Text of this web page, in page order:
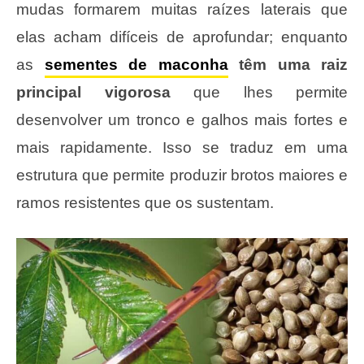
mudas formarem muitas raízes laterais que
elas acham difíceis de aprofundar; enquanto
as sementes de maconhatêm uma raiz
principal vigorosaque lhes permite
desenvolver um tronco e galhos mais fortes e
mais rapidamente. Isso se traduz em uma
estrutura que permite produzir brotos maiores e
ramos resistentes que os sustentam.